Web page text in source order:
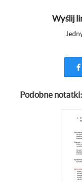
Wyślij
Podobne notatki: